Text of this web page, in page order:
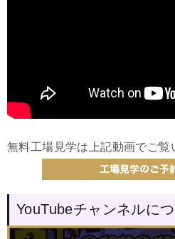
無料工場見学は上記動画でご覧
YouTubeチャンネルに